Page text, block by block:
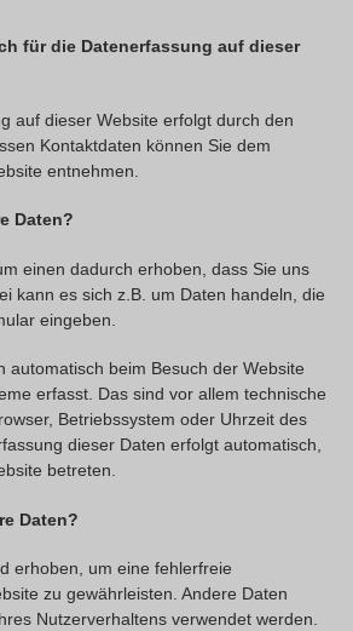
für die Datenerfassung auf dieser
auf dieser Website erfolgt durch den
Kontaktdaten können Sie dem
entnehmen.
Daten?
einen dadurch erhoben, dass Sie uns
kann es sich z.B. um Daten handeln, die
eingeben.
automatisch beim Besuch der Website
erfasst. Das sind vor allem technische
Betriebssystem oder Uhrzeit des
dieser Daten erfolgt automatisch,
betreten.
Daten?
erhoben, um eine fehlerfreie
zu gewährleisten. Andere Daten
Nutzerverhaltens verwendet werden.